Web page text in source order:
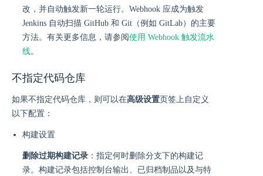
改，并自动触发新一轮运行。Webhook 应成为触发
Jenkins 自动扫描 GitHub 和 Git（例如 GitLab）的主要
方法。有关更多信息，请参阅使用 Webhook 触发流水
线。
不指定代码仓库
如果不指定代码仓库，则可以在高级设置页签上自定义
以下配置：
构建设置
删除过期构建记录 ：指定何时删除分支下的构建记
录。构建记录包括控制台输出、已归档制品以及与特